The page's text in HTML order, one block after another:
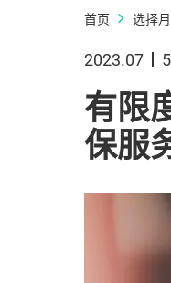
首页 选择
2023.07
有限
保服